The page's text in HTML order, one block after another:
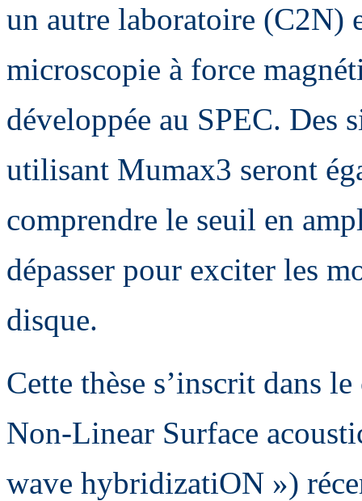
un autre laboratoire (C2N)
microscopie à force
développée au SPEC. Des
utilisant Mumax3 seront
comprendre le seuil en
dépasser pour exciter les
disque.
Cette thèse s’inscrit dans
Non-Linear Surface
wave hybridizatiON »)